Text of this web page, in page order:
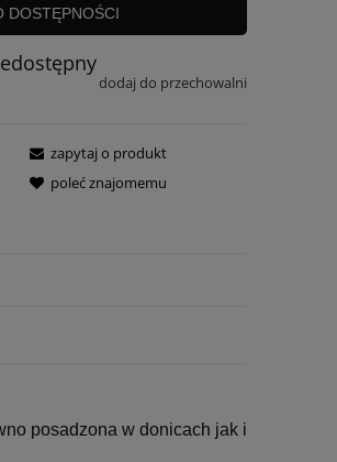
DOSTĘPNOŚCI
dodaj do przechowalni
zapytaj o produkt
poleć znajomemu
posadzona w donicach jak i